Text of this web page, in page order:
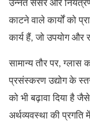
उन्नत सेंसर और
काटने वाले कार्यों को
कार्य हैं, जो उपयोग
सामान्य तौर पर,
प्रसंस्करण उद्योग के
को भी बढ़ावा दिया है
अर्थव्यवस्था की प्रगति